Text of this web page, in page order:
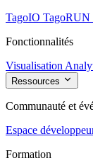
TagoIO TagoRUN
Fonctionnalités
Visualisation
Ressources
Communauté et
Espace
Formation